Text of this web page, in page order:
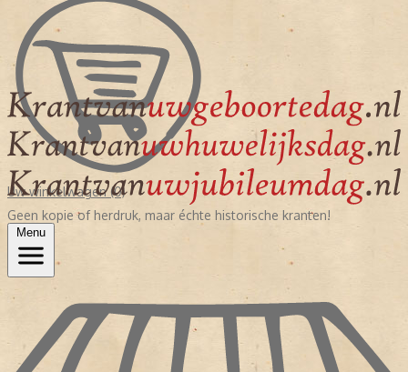
Uw winkelwagen (0)
Geen kopie of herdruk, maar échte historische kranten!
Menu